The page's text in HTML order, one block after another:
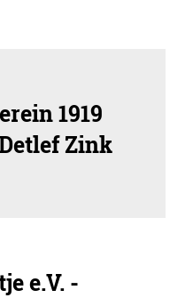
1919
Zink
e.V. -